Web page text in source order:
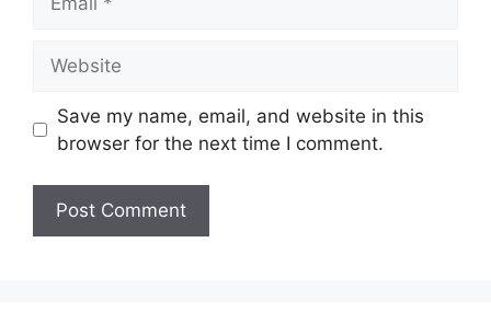
Save my name, email, and website in this
browser for the next time I comment.